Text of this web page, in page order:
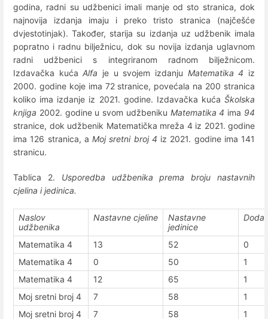
godina, radni su udžbenici imali manje od sto stranica, dok
najnovija izdanja imaju i preko tristo stranica (najčešće
dvjestotinjak). Također, starija su izdanja uz udžbenik imala
popratno i radnu bilježnicu, dok su novija izdanja uglavnom
radni udžbenici s integriranom radnom bilježnicom.
Izdavačka kućaAlfa je u svojem izdanju Matematika 4 iz
2000. godine koje ima 72 stranice, povećala na 200 stranica
koliko ima izdanje iz 2021. godine. Izdavačka kuća Školska
knjiga 2002. godine u svom udžbeniku Matematika 4 ima 94
stranice, dok udžbenik Matematička mreža 4 iz 2021. godine
ima 126 stranica, a Moj sretni broj 4 iz 2021. godine ima 141
stranicu.
Tablica 2. Usporedba udžbenika prema broju nastavnih
cjelina i jedinica.
Naslov
udžbenika
Nastavne cjeline
Nastavne
jedinice
Matematika 4 13 52
0
Matematika 4
0 50
1
Matematika 4
12 65
1
Moj sretni broj 4
7 58
1
Moj sretni broj 4
7 58 1